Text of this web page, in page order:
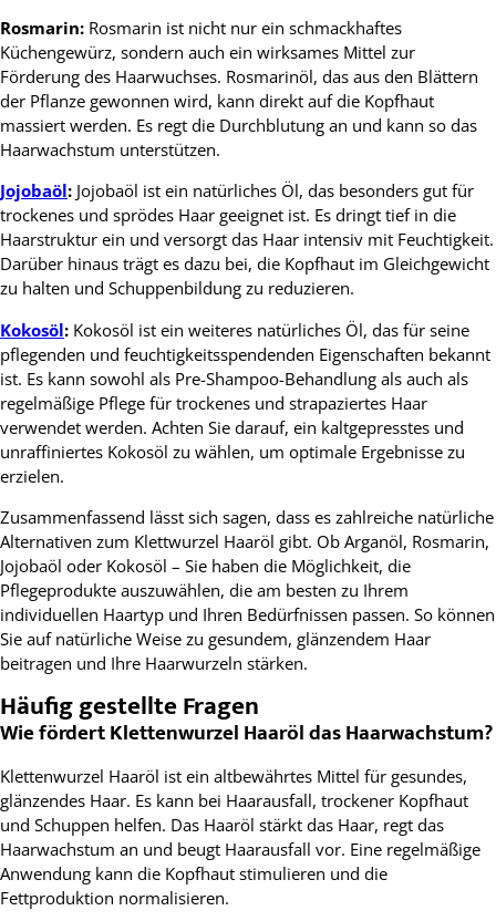
Rosmarin: Rosmarin ist nicht nur ein schmackhaftes
Küchengewürz, sondern auch ein wirksames Mittel zur
Förderung des Haarwuchses. Rosmarinöl, das aus den Blättern
der Pflanze gewonnen wird, kann direkt auf die Kopfhaut
massiert werden. Es regt die Durchblutung an und kann so das
Haarwachstum unterstützen.
Jojobaöl: Jojobaöl ist ein natürliches Öl, das besonders gut für
trockenes und sprödes Haar geeignet ist. Es dringt tief in die
Haarstruktur ein und versorgt das Haar intensiv mit Feuchtigkeit.
Darüber hinaus trägt es dazu bei, die Kopfhaut im Gleichgewicht
zu halten und Schuppenbildung zu reduzieren.
Kokosöl: Kokosöl ist ein weiteres natürliches Öl, das für seine
pflegenden und feuchtigkeitsspendenden Eigenschaften bekannt
ist. Es kann sowohl als Pre-Shampoo-Behandlung als auch als
regelmäßige Pflege für trockenes und strapaziertes Haar
verwendet werden. Achten Sie darauf, ein kaltgepresstes und
unraffiniertes Kokosöl zu wählen, um optimale Ergebnisse zu
erzielen.
Zusammenfassend lässt sich sagen, dass es zahlreiche natürliche
Alternativen zum Klettwurzel Haaröl gibt. Ob Arganöl, Rosmarin,
Jojobaöl oder Kokosöl – Sie haben die Möglichkeit, die
Pflegeprodukte auszuwählen, die am besten zu Ihrem
individuellen Haartyp und Ihren Bedürfnissen passen. So können
Sie auf natürliche Weise zu gesundem, glänzendem Haar
beitragen und Ihre Haarwurzeln stärken.
Häufig gestellte Fragen
Wie fördert Klettenwurzel Haaröl das Haarwachstum?
Klettenwurzel Haaröl ist ein altbewährtes Mittel für gesundes,
glänzendes Haar. Es kann bei Haarausfall, trockener Kopfhaut
und Schuppen helfen. Das Haaröl stärkt das Haar, regt das
Haarwachstum an und beugt Haarausfall vor. Eine regelmäßige
Anwendung kann die Kopfhaut stimulieren und die
Fettproduktion normalisieren.